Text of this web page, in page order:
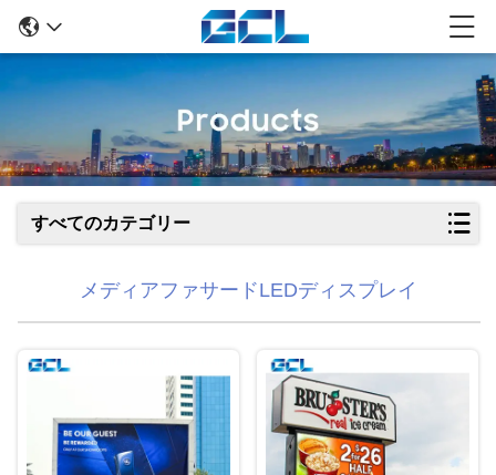
すべてのカテゴリー
メディアファサードLEDディスプレイ